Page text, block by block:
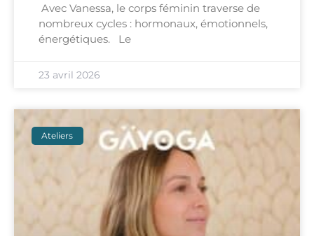
Avec Vanessa, le corps féminin traverse de
nombreux cycles : hormonaux, émotionnels,
énergétiques. Le
23 avril 2026
Ateliers